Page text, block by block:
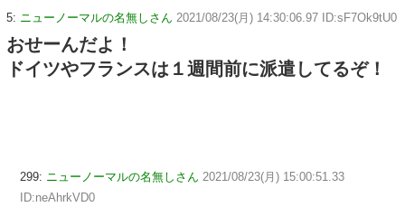
5: ニューノーマルの名無しさん 2021/08/23(月) 14:30:06.97 ID:sF7Ok9tU0
おせーんだよ！
ドイツやフランスは１週間前に派遣してるぞ！
299: ニューノーマルの名無しさん 2021/08/23(月) 15:00:51.33
ID:neAhrkVD0